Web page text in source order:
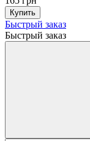
Купить
Быстрый заказ
Быстрый заказ